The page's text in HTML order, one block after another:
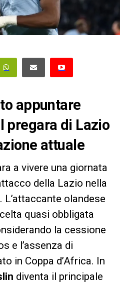
appuntare
pregara di Lazio
attuale
a vivere una giornata
della Lazio nella
olandese
quasi obbligata
la cessione
e l’assenza di
in Coppa d’Africa. In
diventa il principale